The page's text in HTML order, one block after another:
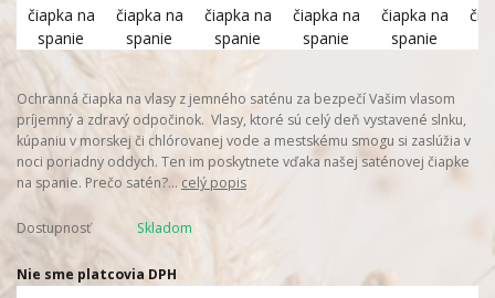
Ochranná čiapka na vlasy z jemného saténu za bezpečí Vašim vlasom
príjemný a zdravý odpočinok. Vlasy, ktoré sú celý deň vystavené slnku,
kúpaniu v morskej či chlórovanej vode a mestskému smogu si zaslúžia v
noci poriadny oddych. Ten im poskytnete vďaka našej saténovej čiapke
na spanie. Prečo satén?... celý popis
Dostupnosť Skladom
Nie sme platcovia DPH